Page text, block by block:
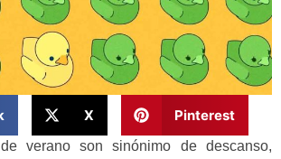
X Pinterest
verano son sinónimo de descanso,